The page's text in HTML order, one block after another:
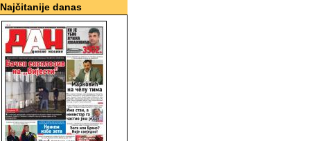
Najčitanije danas